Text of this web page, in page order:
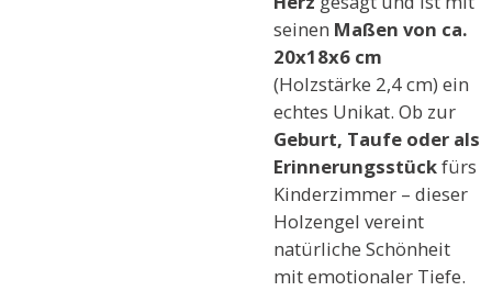
seinen Maßen von ca.
20x18x6 cm
(Holzstärke 2,4 cm) ein
echtes Unikat. Ob zur
Geburt, Taufe oder als
Erinnerungsstückfürs
Kinderzimmer – dieser
Holzengel vereint
natürliche Schönheit
mit emotionaler Tiefe.